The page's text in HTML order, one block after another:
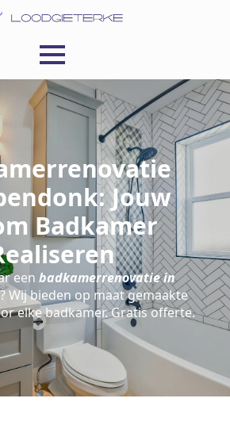
Jouw
Badkamer
een badkamerrenovatie in
? Wij bieden op maat gemaakte
elke badkamer. Gratis offerte.